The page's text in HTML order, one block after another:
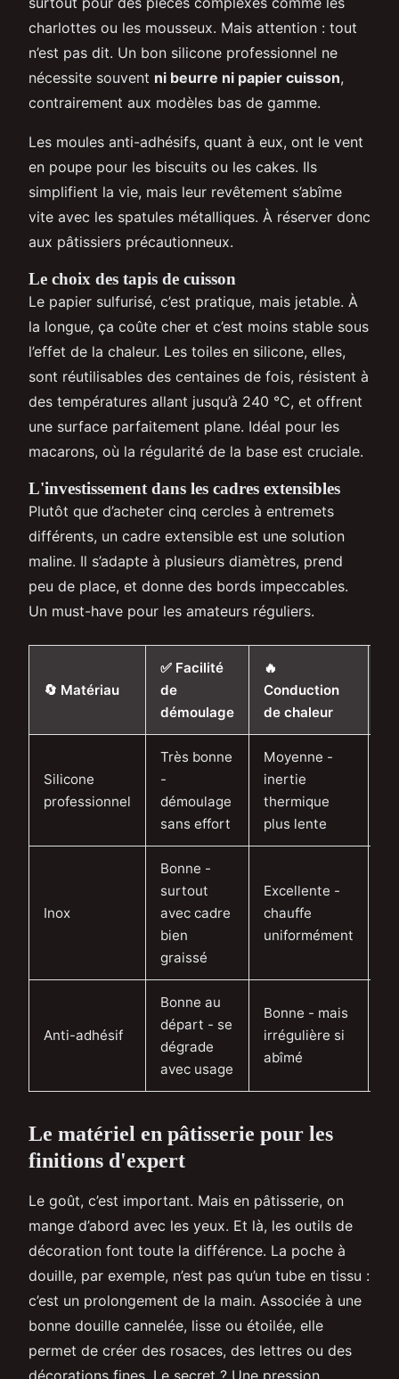
charlottes ou les mousseux. Mais attention : tout
n’est pas dit. Un bon silicone professionnel ne
nécessite souvent ni beurre ni papier cuisson,
contrairement aux modèles bas de gamme.
Les moules anti-adhésifs, quant à eux, ont le vent
en poupe pour les biscuits ou les cakes. Ils
simplifient la vie, mais leur revêtement s’abîme
vite avec les spatules métalliques. À réserver donc
aux pâtissiers précautionneux.
Le choix des tapis de cuisson
Le papier sulfurisé, c’est pratique, mais jetable. À
la longue, ça coûte cher et c’est moins stable sous
l’effet de la chaleur. Les toiles en silicone, elles,
sont réutilisables des centaines de fois, résistent à
des températures allant jusqu’à 240 °C, et offrent
une surface parfaitement plane. Idéal pour les
macarons, où la régularité de la base est cruciale.
L'investissement dans les cadres extensibles
Plutôt que d’acheter cinq cercles à entremets
différents, un cadre extensible est une solution
maline. Il s’adapte à plusieurs diamètres, prend
peu de place, et donne des bords impeccables.
Un must-have pour les amateurs réguliers.
🔄 Matériau
✅ Facilité
de
démoulage
🔥
Conduction
de chaleur
Silicone
professionnel
Très bonne
-
démoulage
sans effort
Moyenne -
inertie
thermique
plus lente
Inox
Bonne -
surtout
avec cadre
bien
graissé
Excellente -
chauffe
uniformément
Anti-adhésif
Bonne au
départ - se
dégrade
avec usage
Bonne - mais
irrégulière si
abîmé
Le matériel en pâtisserie pour les
finitions d'expert
Le goût, c’est important. Mais en pâtisserie, on
mange d’abord avec les yeux. Et là, les outils de
décoration font toute la différence. La poche à
douille, par exemple, n’est pas qu’un tube en tissu :
c’est un prolongement de la main. Associée à une
bonne douille cannelée, lisse ou étoilée, elle
permet de créer des rosaces, des lettres ou des
décorations fines. Le secret ? Une pression